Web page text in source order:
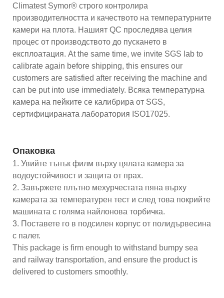
Climatest Symor® строго контролира
производителността и качеството на температурните
камери на плота. Нашият QC проследява целия
процес от производството до пускането в
експлоатация. At the same time, we invite SGS lab to
calibrate again before shipping, this ensures our
customers are satisfied after receiving the machine and
can be put into use immediately. Всяка температурна
камера на пейките се калибрира от SGS,
сертифицираната лаборатория ISO17025.
Опаковка
1. Увийте тънък филм върху цялата камера за
водоустойчивост и защита от прах.
2. Завържете плътно мехурчестата пяна върху
камерата за температурен тест и след това покрийте
машината с голяма найлонова торбичка.
3. Поставете го в подсилен корпус от полидървесина
с палет.
This package is firm enough to withstand bumpy sea
and railway transportation, and ensure the product is
delivered to customers smoothly.